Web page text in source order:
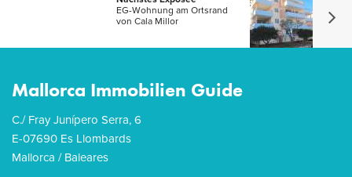
EG-Wohnung am Ortsrand
von Cala Millor
Mallorca Immobilien Guide
C./ Fray Junípero Serra, 6
E-07690 Es Llombards
Mallorca / Baleares